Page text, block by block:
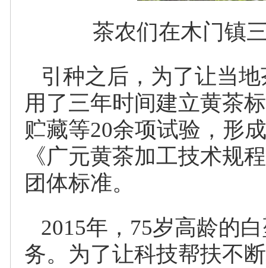
茶农们在木门镇
引种之后，为了让当
用了三年时间建立黄茶
贮藏等20余项试验，形
《广元黄茶加工技术规
团体标准。
2015年，75岁高龄的
务。为了让科技帮扶不